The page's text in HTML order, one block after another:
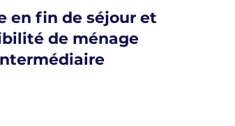
en fin de séjour et
de ménage